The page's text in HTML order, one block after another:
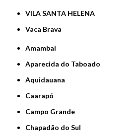
VILA SANTA HELENA
Vaca Brava
Amambai
Aparecida do Taboado
Aquidauana
Caarapó
Campo Grande
Chapadão do Sul